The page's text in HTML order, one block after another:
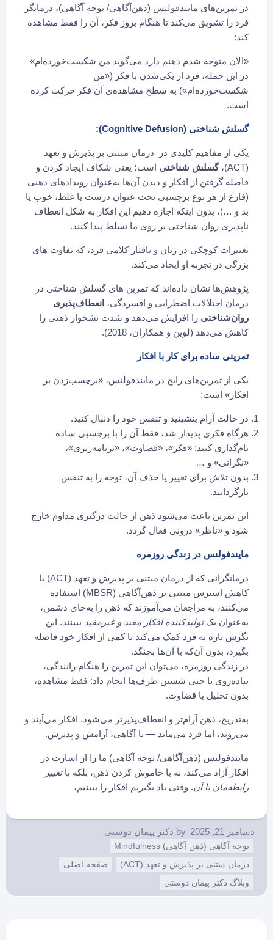
در تمرین‌های مایندفولنس (ذهن‌آگاهی/ توجه آگاهی)، درمانگر
فرد را تشویق می‌کند تا هنگام بروز فکر، آن را فقط مشاهده
کند:
«الان متوجه شدم ذهنم دارد می‌گوید من شکست‌خورده‌ام»
در این جمله، فرد از یکی‌شدن با فکر («من
شکست‌خورده‌ام») به سطح مشاهده‌ی آن فکر حرکت کرده
است.
گسلش شناختی (Cognitive Defusion):
یکی از مفاهیم کلیدی در درمان مبتنی بر پذیرش و تعهد
(ACT)،
گسلش شناختی است؛ یعنی شکاف ایجاد کردن و
فاصله گرفتن از افکار و دیدن آن‌ها به‌عنوان رویدادهای ذهنی
(فارغ از هر نوع برچسبی تحت عنوان درست یا غلط، خوب یا
بد و …)، بدون اینکه اجازه دهیم این افکار به شکل انعطاف
ناپذیری روان شناختی بر روی ما تسلط پیدا کنند.
تغییرات کوچکی در زبان و بافتار کلامی فرد، که تفاوت های
بزرگی در تجربه او ایجاد می‌کند.
پژوهش‌ها نشان داده‌اند که تمرین های گسلش شناختی در
درمان اختلالات اضطرابی و افسردگی، انعطاف‌پذیری
روان‌شناختی را افزایش می‌دهد و شدت نشخوار ذهنی را
کاهش می‌دهد (لوین و همکاران، 2018).
تمرینی ساده برای کار با افکار
یکی از تمرین‌های رایج در مایندفولنس، «برچسب‌زدن بر
افکار» است:
در حالت آرام بنشینید و تنفس خود را دنبال کنید.
هرگاه فکری پدیدار شد، فقط آن را با برچسبی ساده
نام‌گذاری کنید: «فکر»، «قضاوت»، «برنامه‌ریزی»،
«نگرانی» و …
بدون تلاش برای تغییر یا حذف آن، توجه را به تنفس
بازگردانید.
این تمرین باعث می‌شود ذهن از حالت درگیری مداوم خارج
شود و «ناظر» درونی فعال گردد.
مایندفولنس در زندگی روزمره
درمانگرانی که از درمان مبتنی بر پذیرش و تعهد (ACT) یا
کاهش استرس مبتنی بر ذهن‌آگاهی (MBSR) استفاده
می‌کنند، به مراجعان می‌آموزند که ذهن را به‌جای دشمن،
به‌عنوان یکتولیدکننده افکار مفید و غیرمفید ببینند. این
نگرش تازه به فرد کمک می‌کند تا کمی از افکار خود فاصله
بگیرد، بدون آن‌که با آن‌ها بجنگد.
در زندگی روزمره، می‌توان این تمرین را هنگام رانندگی،
پیاده‌روی یا حتی شستن ظرف‌ها انجام داد: فقط مشاهده،
بدون تحلیل یا قضاوت.
به‌تدریج، ذهن آرام‌تر و انعطاف‌پذیرتر می‌شود. افکار می‌آیند و
می‌روند، اما فرد می‌ماند — با آگاهی، آرامش و پذیرش.
مایندفولنس (ذهن‌آگاهی/ توجه آگاهی) ما را از اسارت در
افکار آزاد می‌کند، نه با خاموش کردن ذهن، بلکه باتغییر
رابطه‌مان با آن. وقتی یاد بگیریم افکار را ببینیم،
دسامبر 21, 2025 by دکتر پیمان دوستی
توجه آگاهی (ذهن آگاهی) Mindfulness
درمان مبتنی بر پذیرش و تعهد (ACT)
صفحه اصلی
وبلاگ دکتر پیمان دوستی